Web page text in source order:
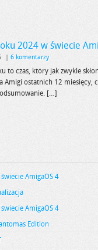
2024 w świecie
| 6 komentarzy
to czas, który jak zwykle
Amigi ostatnich 12 miesięcy,
[…]
AmigaOS 4
AmigaOS 4
Edition